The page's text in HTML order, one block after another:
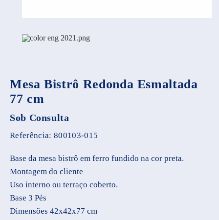
Mesa Bistrô Redonda Esmaltada
77 cm
Sob Consulta
Referência: 800103-015
Base da mesa bistrô em ferro fundido na cor preta.
Montagem do cliente
Uso interno ou terraço coberto.
Base 3 Pés
Dimensões 42x42x77 cm